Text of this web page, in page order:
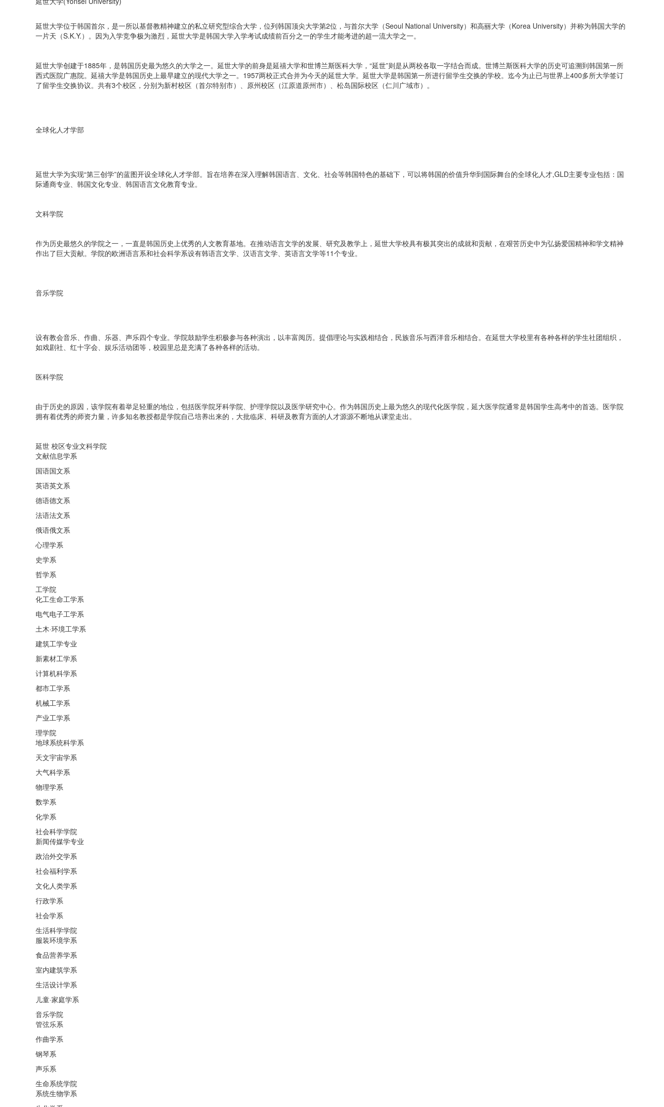
延世大学位于韩国首尔，是一所以基督教精神建立的私立研究型综合大学，位列韩国顶尖大学第2位，与首尔大学（Seoul National University）和高丽大学（Korea University）并称为韩国大学的
一片天（S.K.Y.）。因为入学竞争极为激烈，延世大学是韩国大学入学考试成绩前百分之一的学生才能考进的超一流大学之一。
延世大学创建于1885年，是韩国历史最为悠久的大学之一。延世大学的前身是延禧大学和世博兰斯医科大学，“延世”则是从两校各取一字结合而成。世博兰斯医科大学的历史可追溯到韩国第一所
西式医院广惠院。延禧大学是韩国历史上最早建立的现代大学之一。1957两校正式合并为今天的延世大学。延世大学是韩国第一所进行留学生交换的学校。迄今为止已与世界上400多所大学签订
了留学生交换协议。共有3个校区，分别为新村校区（首尔特别市）、原州校区（江原道原州市）、松岛国际校区（仁川广域市）。
全球化人才学部
延世大学为实现“第三创学”的蓝图开设全球化人才学部。旨在培养在深入理解韩国语言、文化、社会等韩国特色的基础下，可以将韩国的价值升华到国际舞台的全球化人才,GLD主要专业包括：国
际通商专业、韩国文化专业、韩国语言文化教育专业。
文科学院
作为历史最悠久的学院之一，一直是韩国历史上优秀的人文教育基地。在推动语言文学的发展、研究及教学上，延世大学校具有极其突出的成就和贡献，在艰苦历史中为弘扬爱国精神和学文精神
作出了巨大贡献。学院的欧洲语言系和社会科学系设有韩语言文学、汉语言文学、英语言文学等11个专业。
音乐学院
设有教会音乐、作曲、乐器、声乐四个专业。学院鼓励学生积极参与各种演出，以丰富阅历。提倡理论与实践相结合，民族音乐与西洋音乐相结合。在延世大学校里有各种各样的学生社团组织，
如戏剧社、红十字会、娱乐活动团等，校园里总是充满了各种各样的活动。
医科学院
由于历史的原因，该学院有着举足轻重的地位，包括医学院牙科学院、护理学院以及医学研究中心。作为韩国历史上最为悠久的现代化医学院，延大医学院通常是韩国学生高考中的首选。医学院
拥有着优秀的师资力量，许多知名教授都是学院自己培养出来的，大批临床、科研及教育方面的人才源源不断地从课堂走出。
延世 校区专业文科学院
文献信息学系
国语国文系
英语英文系
德语德文系
法语法文系
俄语俄文系
心理学系
史学系
哲学系
工学院
化工生命工学系
电气电子工学系
土木·环境工学系
建筑工学专业
新素材工学系
计算机科学系
都市工学系
机械工学系
产业工学系
理学院
地球系统科学系
天文宇宙学系
大气科学系
物理学系
数学系
化学系
社会科学学院
新闻传媒学专业
政治外交学系
社会福利学系
文化人类学系
行政学系
社会学系
生活科学学院
服装环境学系
食品营养学系
室内建筑学系
生活设计学系
儿童·家庭学系
音乐学院
管弦乐系
作曲学系
钢琴系
声乐系
生命系统学院
系统生物学系